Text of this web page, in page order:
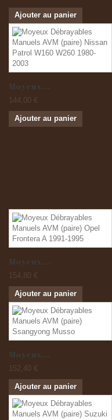
Ajouter au panier
Moyeux...
144,00 €
Ajouter au panier
Moyeux...
154,80 €
Ajouter au panier
Moyeux...
152,40 €
Ajouter au panier